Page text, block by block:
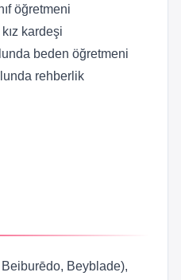
öğretmeni
kardeşi
beden öğretmeni
rehberlik
Beyblade),